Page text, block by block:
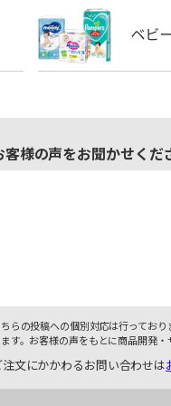
客様の声をお聞かせくだ
ちらの投稿への個別対応は行ってお
す。お客様の声をもとに商品開発・
注文にかかわるお問い合わせは